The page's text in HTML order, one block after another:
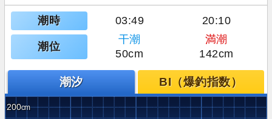
潮時 03:49 20:10
潮位
干潮
満潮
50cm
142cm
潮汐 BI（爆釣指数）
200